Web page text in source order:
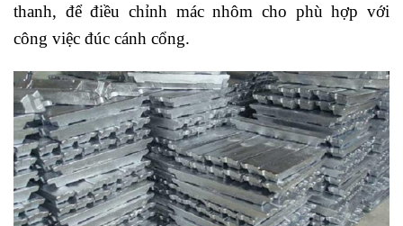
thanh, để điều chỉnh mác nhôm cho phù hợp với
công việc đúc cánh cổng.